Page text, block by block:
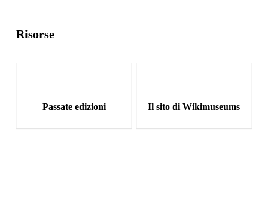
Risorse
Passate edizioni Il sito di Wikimuseums